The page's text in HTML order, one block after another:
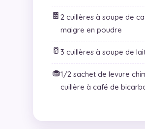
🍫 2 cuillères à soupe de
maigre en poudre
🥛 3 cuillères à soupe de
🧁1/2 sachet de levure
cuillère à café de